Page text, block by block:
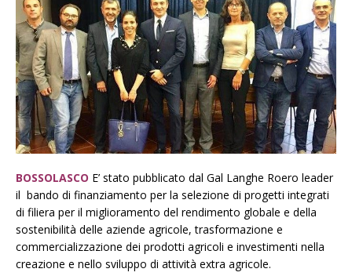
BOSSOLASCO E’ stato pubblicato dal Gal Langhe Roero leader
il bando di finanziamento per la selezione di progetti integrati
di filiera per il miglioramento del rendimento globale e della
sostenibilità delle aziende agricole, trasformazione e
commercializzazione dei prodotti agricoli e investimenti nella
creazione e nello sviluppo di attività extra agricole.